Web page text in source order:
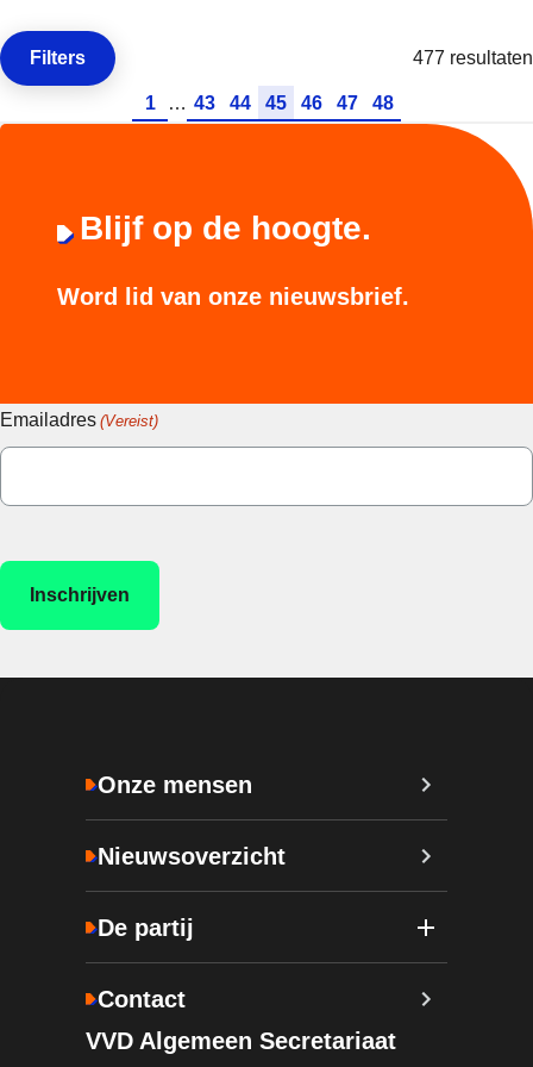
Open de
Filters
477 resultaten
Ga naar pagina
1 … Ga naar pagina
43 Ga naar pagina
44 Ga naar pagina
45 Ga naar pagina
46 Ga naar pagina
47 Ga naar pagina
48
Blijf op de hoogte.
Word lid van onze nieuwsbrief.
Emailadres (Vereist)
Onze mensen
Nieuwsoverzicht
De partij
Contact
VVD Algemeen Secretariaat